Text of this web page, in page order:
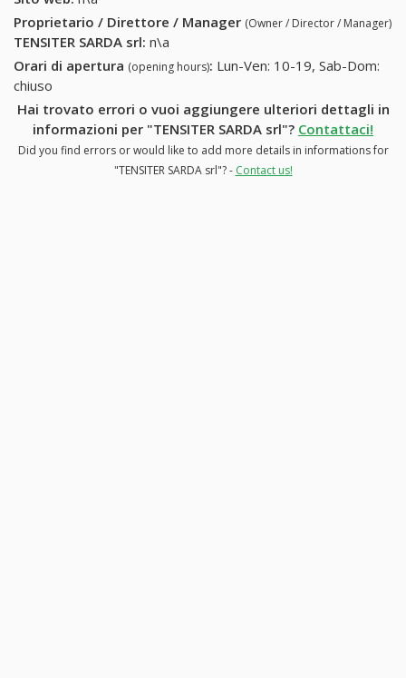
Proprietario / Direttore / Manager (Owner / Director / Manager)
TENSITER SARDA srl: n\a
Orari di apertura (opening hours): Lun-Ven: 10-19, Sab-Dom:
chiuso
Hai trovato errori o vuoi aggiungere ulteriori dettagli in
informazioni per "TENSITER SARDA srl"? Contattaci!
Did you find errors or would like to add more details in informations for
"TENSITER SARDA srl"? - Contact us!